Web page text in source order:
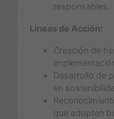
responsables.
Líneas de Acción:
Creación de
Desarrollo de
en
que adopten